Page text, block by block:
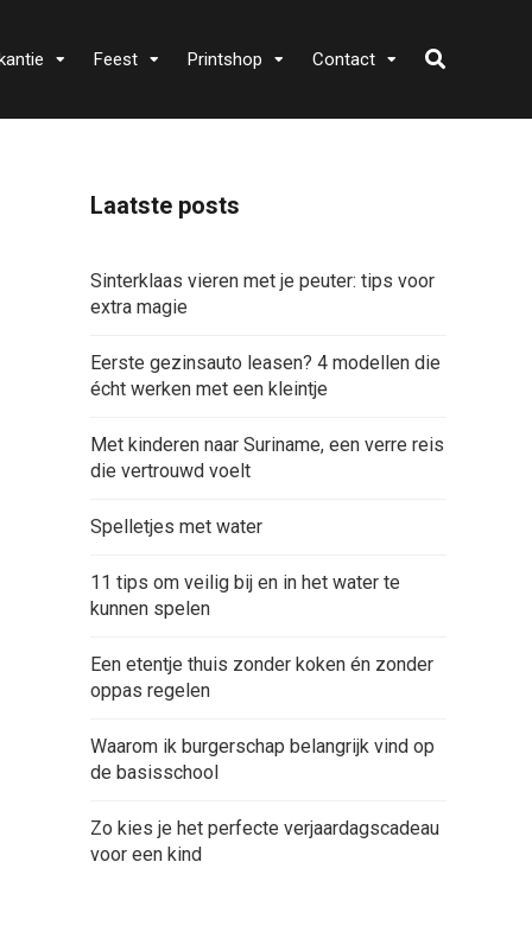
Feest Printshop Contact
Laatste posts
Sinterklaas vieren met je peuter: tips voor
extra magie
Eerste gezinsauto leasen? 4 modellen die
écht werken met een kleintje
Met kinderen naar Suriname, een verre reis
die vertrouwd voelt
Spelletjes met water
11 tips om veilig bij en in het water te
kunnen spelen
Een etentje thuis zonder koken én zonder
oppas regelen
Waarom ik burgerschap belangrijk vind op
de basisschool
Zo kies je het perfecte verjaardagscadeau
voor een kind